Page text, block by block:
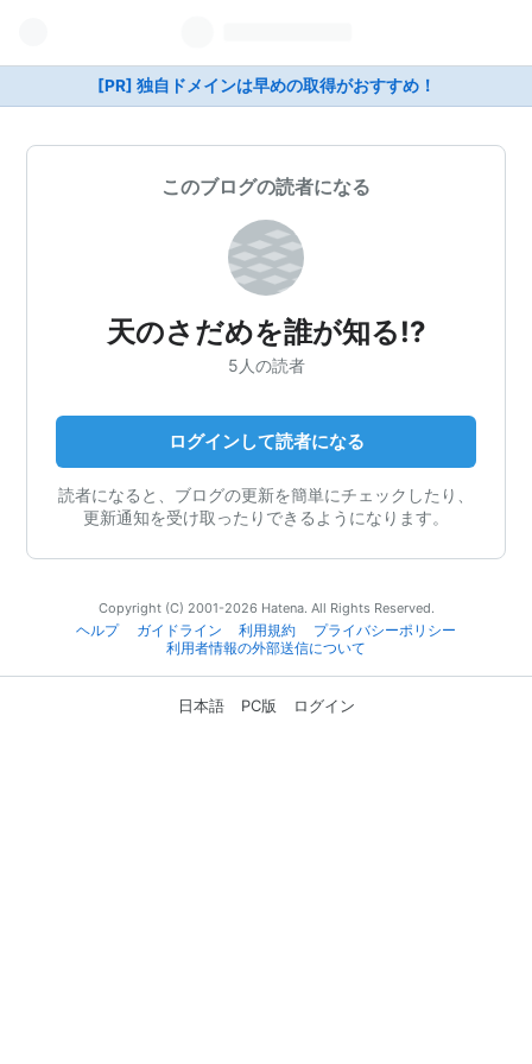
[PR] 独自ドメインは早めの取得がおすすめ！
このブログの読者になる
天のさだめを誰が知る!?
5人の読者
ログインして読者になる
読者になると、ブログの更新を簡単にチェックしたり、
更新通知を受け取ったりできるようになります。
Copyright (C) 2001-2026 Hatena. All Rights Reserved.
ヘルプ
ガイドライン 利用規約
プライバシーポリシー
利用者情報の外部送信について
日本語 PC版 ログイン